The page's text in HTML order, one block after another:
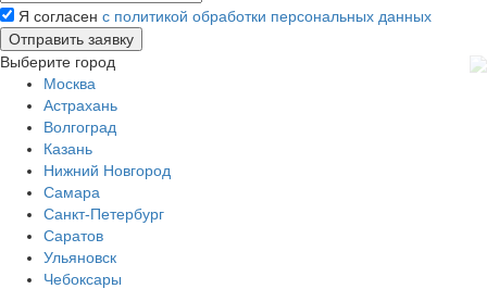
Я согласен с политикой обработки персональных данных
Выберите город
Москва
Астрахань
Волгоград
Казань
Нижний Новгород
Самара
Санкт-Петербург
Саратов
Ульяновск
Чебоксары